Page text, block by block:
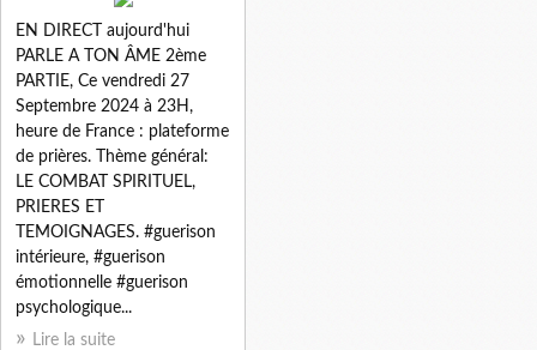
EN DIRECT aujourd'hui
PARLE A TON ÂME 2ème
PARTIE, Ce vendredi 27
Septembre 2024 à 23H,
heure de France : plateforme
de prières. Thème général:
LE COMBAT SPIRITUEL,
PRIERES ET
TEMOIGNAGES. #guerison
intérieure, #guerison
émotionnelle #guerison
psychologique...
Lire la suite